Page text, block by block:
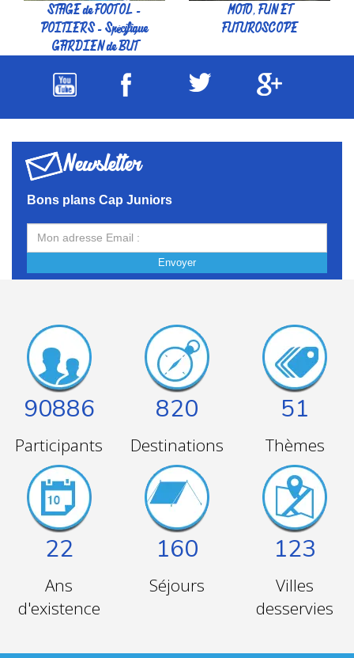
STAGE de FOOT OL -
POITIERS - Spécifique
GARDIEN de BUT
MOTO, FUN ET
FUTUROSCOPE
Newsletter
Bons plans Cap Juniors
Envoyer
90886
Participants
820
Destinations
51
Thèmes
22
Ans
d'existence
160
Séjours
123
Villes
desservies